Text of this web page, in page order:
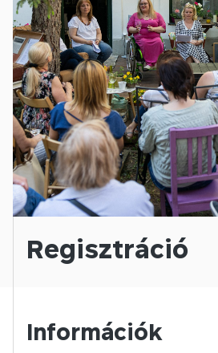
Regisztráció
Információk